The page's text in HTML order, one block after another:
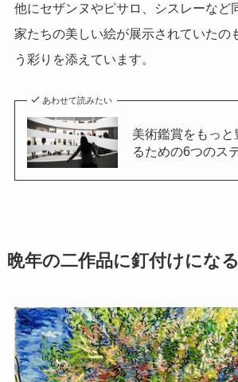
他にセザンヌやピサロ、シスレーなど
家たちの美しい絵が展示されていたの
う彩りを添えています。
あわせて読みたい
美術鑑賞をもっ
るための6つのス
晩年の二作品に釘付けになる